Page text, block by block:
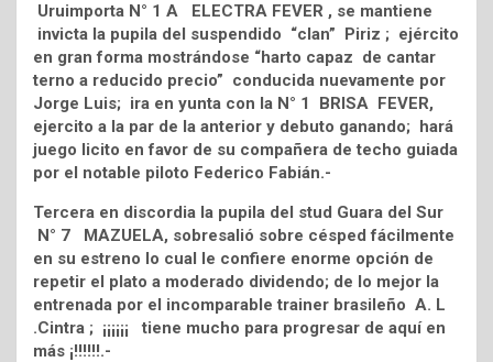
Uruimporta N° 1 A ELECTRA FEVER , se mantiene
invicta la pupila del suspendido “clan” Piriz ; ejército
en gran forma mostrándose “harto capaz de cantar
terno a reducido precio” conducida nuevamente por
Jorge Luis; ira en yunta con la N° 1 BRISA FEVER,
ejercito a la par de la anterior y debuto ganando; hará
juego licito en favor de su compañera de techo guiada
por el notable piloto Federico Fabián.-
Tercera en discordia la pupila del stud Guara del Sur
N° 7 MAZUELA, sobresalió sobre césped fácilmente
en su estreno lo cual le confiere enorme opción de
repetir el plato a moderado dividendo; de lo mejor la
entrenada por el incomparable trainer brasileño A. L
.Cintra ; ¡¡¡¡¡¡ tiene mucho para progresar de aquí en
más ¡!!!!!!.-